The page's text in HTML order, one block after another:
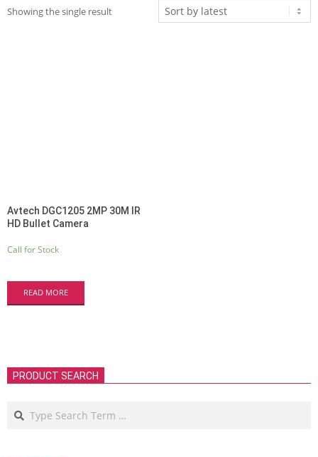
Showing the single result
Avtech DGC1205 2MP 30M IR
HD Bullet Camera
Call for Stock
READ MORE
PRODUCT SEARCH
Search